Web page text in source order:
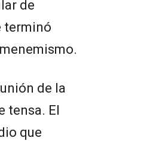
de
terminó
de la
tensa. El
que